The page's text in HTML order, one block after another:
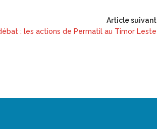
Article suivant
: les actions de Permatil au Timor Leste